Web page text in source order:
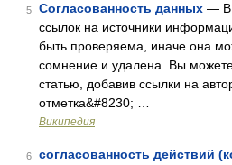
5 Согласованность данных — В
ссылок на источники
быть проверяема, иначе она
сомнение и удалена. Вы можете
статью, добавив ссылки на
отметка&#8230; …
Википедия
6 согласованность действий